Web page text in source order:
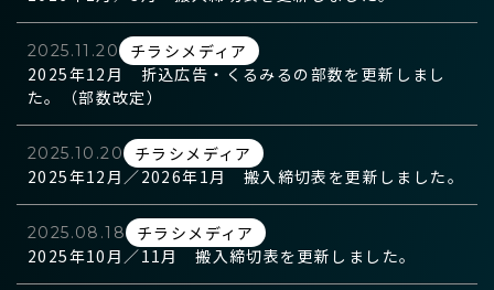
2025.11.20
チラシメディア
2025年12月 折込広告・くるみるの部数を更新しまし
た。（部数改定）
2025.10.20
チラシメディア
2025年12月／2026年1月 搬入締切表を更新しました。
2025.08.18
チラシメディア
2025年10月／11月 搬入締切表を更新しました。